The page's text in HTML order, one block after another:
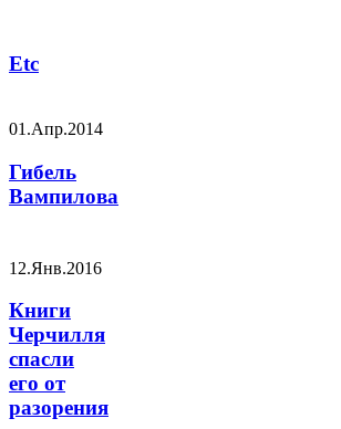
Etc
01.Апр.2014
Гибель
Вампилова
12.Янв.2016
Книги
Черчилля
спасли
его от
разорения